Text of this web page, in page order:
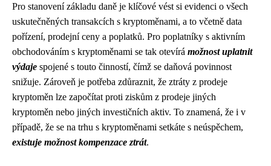
Pro stanovení základu daně je klíčové vést si evidenci o všech
uskutečněných transakcích s kryptoměnami, a to včetně data
pořízení, prodejní ceny a poplatků. Pro poplatníky s aktivním
obchodováním s kryptoměnami se tak otevírá možnost uplatnit
výdaje spojené s touto činností, čímž se daňová povinnost
snižuje. Zároveň je potřeba zdůraznit, že ztráty z prodeje
kryptoměn lze započítat proti ziskům z prodeje jiných
kryptoměn nebo jiných investičních aktiv. To znamená, že i v
případě, že se na trhu s kryptoměnami setkáte s neúspěchem,
existuje možnost kompenzace ztrát.